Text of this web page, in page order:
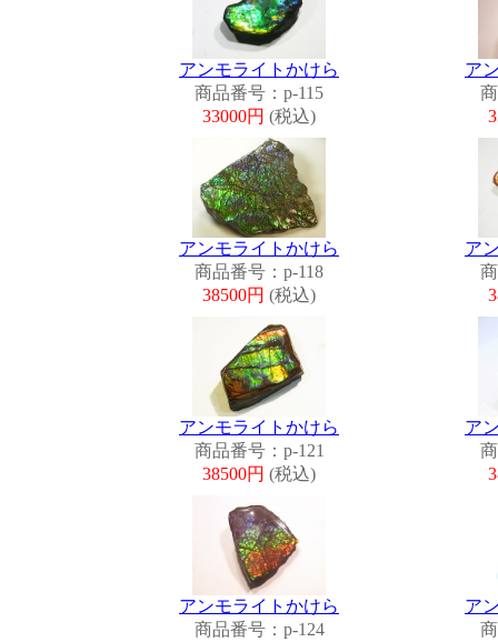
アンモライトかけら
商品番号：p-115
33000円 (税込)
ア
アンモライトかけら
商品番号：p-118
38500円 (税込)
ア
アンモライトかけら
商品番号：p-121
38500円 (税込)
ア
アンモライトかけら
商品番号：p-124
ア